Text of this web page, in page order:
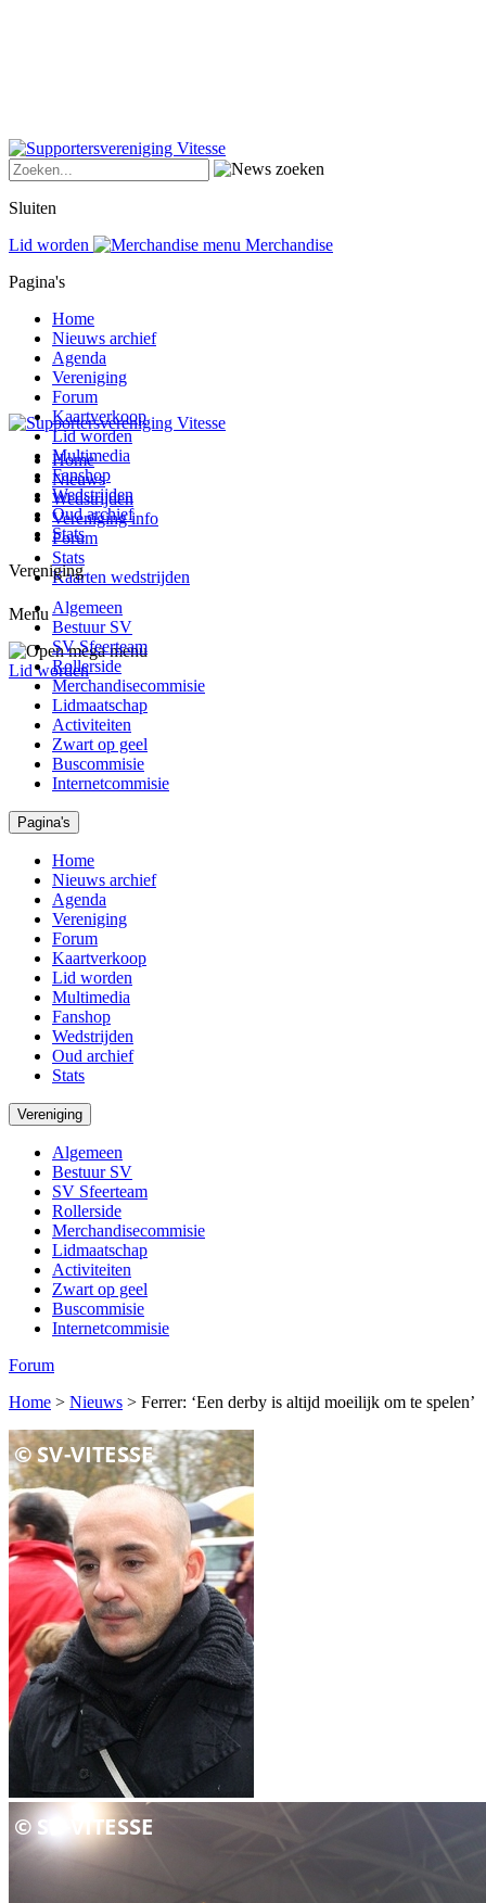
Home
Nieuws
Wedstrijden
Vereniging info
Forum
Stats
Kaarten wedstrijden
Menu
Lid worden
Sluiten
Lid worden
Merchandise
Pagina's
Home
Nieuws archief
Agenda
Vereniging
Forum
Kaartverkoop
Lid worden
Multimedia
Fanshop
Wedstrijden
Oud archief
Stats
Vereniging
Algemeen
Bestuur SV
SV Sfeerteam
Rollerside
Merchandisecommisie
Lidmaatschap
Activiteiten
Zwart op geel
Buscommisie
Internetcommisie
Pagina's
Home
Nieuws archief
Agenda
Vereniging
Forum
Kaartverkoop
Lid worden
Multimedia
Fanshop
Wedstrijden
Oud archief
Stats
Vereniging
Algemeen
Bestuur SV
SV Sfeerteam
Rollerside
Merchandisecommisie
Lidmaatschap
Activiteiten
Zwart op geel
Buscommisie
Internetcommisie
Forum
Home > Nieuws > Ferrer: ‘Een derby is altijd moeilijk om te spelen’